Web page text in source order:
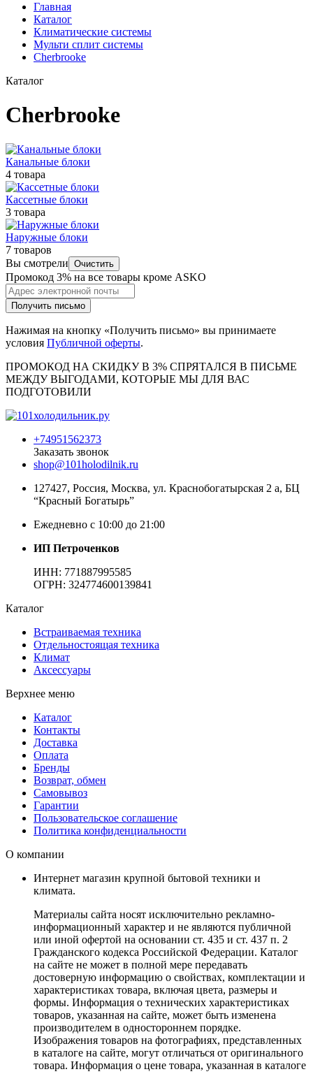
Главная
Каталог
Климатические системы
Мульти сплит системы
Cherbrooke
Каталог
Cherbrooke
Канальные блоки
4 товара
Кассетные блоки
3 товара
Наружные блоки
7 товаров
Вы смотрели Очистить
Промокод 3% на все товары кроме ASKO
Получить письмо
Нажимая на кнопку «Получить письмо» вы принимаете
условия Публичной оферты.
ПРОМОКОД НА СКИДКУ В 3% СПРЯТАЛСЯ В ПИCЬМЕ
МЕЖДУ ВЫГОДАМИ, КОТОРЫЕ МЫ ДЛЯ ВАС
ПОДГОТОВИЛИ
+74951562373
Заказать звонок
shop@101holodilnik.ru
127427, Россия, Москва, ул. Краснобогатырская 2 а, БЦ
“Красный Богатырь”
Ежедневно с 10:00 до 21:00
ИП Петроченков
ИНН: 771887995585
ОГРН: 324774600139841
Каталог
Встраиваемая техника
Отдельностоящая техника
Климат
Аксессуары
Верхнее меню
Каталог
Контакты
Доставка
Оплата
Бренды
Возврат, обмен
Самовывоз
Гарантии
Пользовательское соглашение
Политика конфиденциальности
О компании
Интернет магазин крупной бытовой техники и
климата.
Материалы сайта носят исключительно рекламно-
информационный характер и не являются публичной
или иной офертой на основании ст. 435 и ст. 437 п. 2
Гражданского кодекса Российской Федерации. Каталог
на сайте не может в полной мере передавать
достоверную информацию о свойствах, комплектации и
характеристиках товара, включая цвета, размеры и
формы. Информация о технических характеристиках
товаров, указанная на сайте, может быть изменена
производителем в одностороннем порядке.
Изображения товаров на фотографиях, представленных
в каталоге на сайте, могут отличаться от оригинального
товара. Информация о цене товара, указанная в каталоге